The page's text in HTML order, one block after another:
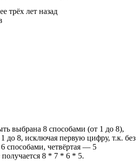
трёх лет назад
выбрана 8 способами (от 1 до 8),
до 8, исключая первую цифру, т.к. без
способами, четвёртая — 5
8 * 7 * 6 * 5.